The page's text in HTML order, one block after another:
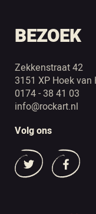
BEZOEK
Zekkenstraat 42
3151 XP Hoek van
0174 - 38 41 03
info@rockart.nl
Volg ons